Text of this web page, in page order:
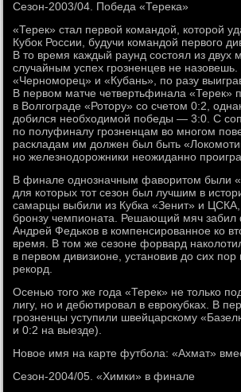
Сезон-2003/04. Победа «Терека»
«Терек» стал первой командой, которой
Кубок России, будучи командой первого
В то время каждый раунд состоял из двух
случайным успех грозненцев не
«Черноморец» и «Кубань», по разу
В первом матче четвертьфинала «Терек»
в Волгограде «Ротору» со счетом 0:2,
добился необходимой победы — 3:0. С
по полуфиналу грозненцам во многом
раскладам им должен был быть
но железнодорожники неожиданно
В финале однозначным фаворитом были
для которых тот сезон был лучшим в
самарцы выбили из Кубка «Зенит» и
бронзу чемпионата. Решающий мяч забил
Андрей Федьков в компенсированное ко
время. В том же сезоне форвард
в первом дивизионе, установив до сих
рекорд.
Осенью того же года «Терек» не только
лигу, но и дебютировал в еврокубках. В
грозненцы уступили швейцарскому
и 0:2 на выезде).
Новое имя на карте футбола: «Ахмат»
Сезон-2004/05. «Химки» в финале